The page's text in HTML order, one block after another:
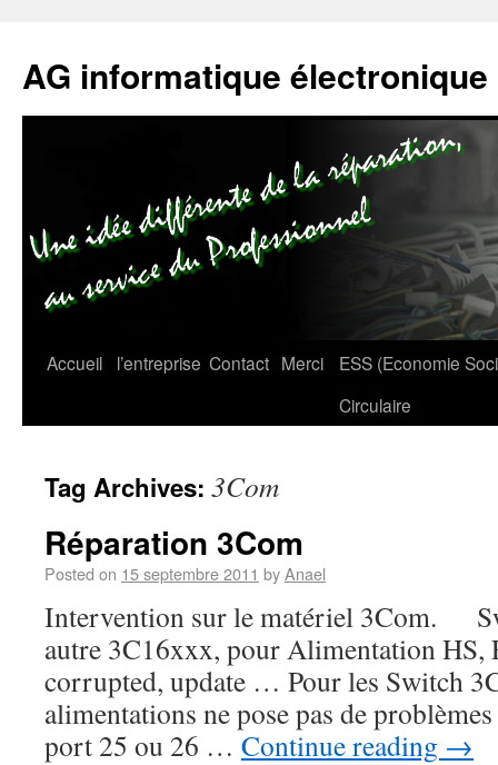
AG informatique électronique
Accueil l’entreprise Contact Merci
ESS (Economie
Circulaire
Tag Archives: 3Com
Réparation 3Com
Posted on 15 septembre 2011 byAnael
Intervention sur le matériel 3Com.
autre 3C16xxx, pour Alimentation HS,
corrupted, update … Pour les Switch
alimentations ne pose pas de
port 25 ou 26 … Continue reading →